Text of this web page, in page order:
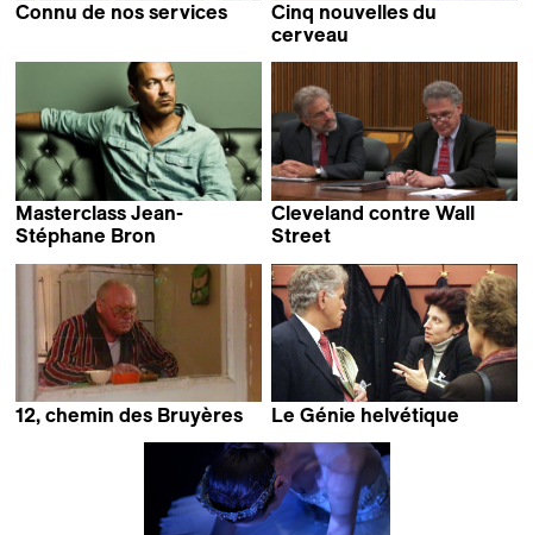
Connu de nos services
Cinq nouvelles du
cerveau
Masterclass Jean-
Stéphane Bron
Cleveland contre Wall
Street
12, chemin des Bruyères
Le Génie helvétique